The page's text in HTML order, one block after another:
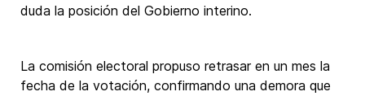
duda la posición del Gobierno interino.
La comisión electoral propuso retrasar en un mes la
fecha de la votación, confirmando una demora que